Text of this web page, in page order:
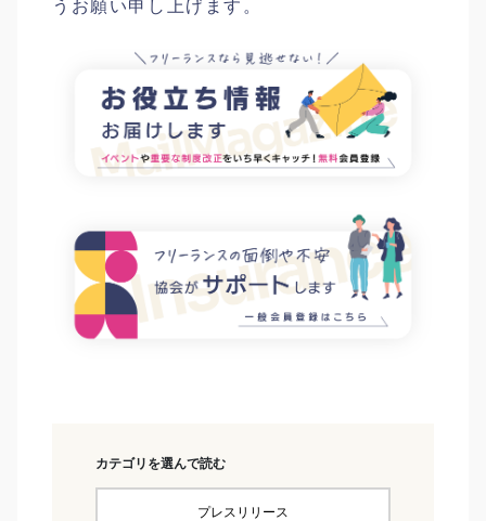
うお願い申し上げます。
カテゴリを選んで読む
プレスリリース